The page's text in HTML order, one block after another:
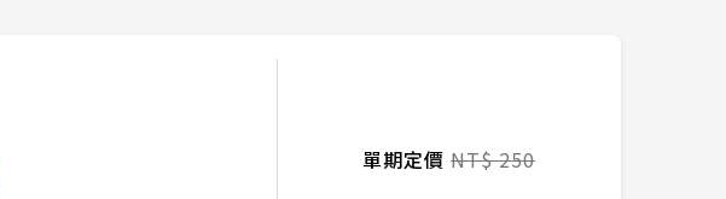
單期定價 NT$ 250